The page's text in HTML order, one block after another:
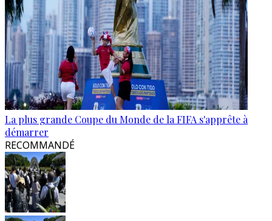
La plus grande Coupe du Monde de la FIFA s'apprête à
démarrer
RECOMMANDÉ